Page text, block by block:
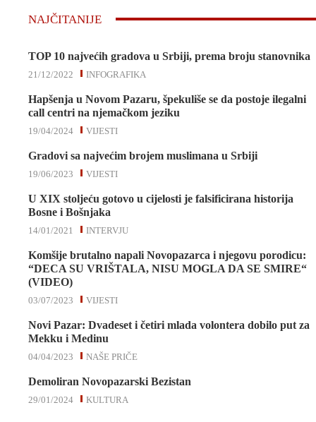
NAJČITANIJE
TOP 10 najvećih gradova u Srbiji, prema broju stanovnika
INFOGRAFIKA
21/12/2022
Hapšenja u Novom Pazaru, špekuliše se da postoje ilegalni
call centri na njemačkom jeziku
VIJESTI
19/04/2024
Gradovi sa najvećim brojem muslimana u Srbiji
VIJESTI
19/06/2023
U XIX stoljeću gotovo u cijelosti je falsificirana historija
Bosne i Bošnjaka
INTERVJU
14/01/2021
Komšije brutalno napali Novopazarca i njegovu porodicu:
“DECA SU VRIŠTALA, NISU MOGLA DA SE SMIRE“
(VIDEO)
VIJESTI
03/07/2023
Novi Pazar: Dvadeset i četiri mlada volontera dobilo put za
Mekku i Medinu
NAŠE PRIČE
04/04/2023
Demoliran Novopazarski Bezistan
KULTURA
29/01/2024